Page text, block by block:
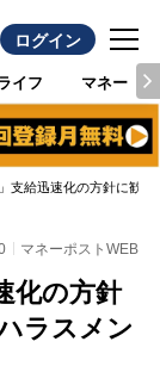
ログイン
イフ マネー
支給迅速化の方針に歓
マネーポストWEB
化の方針
ラスメン